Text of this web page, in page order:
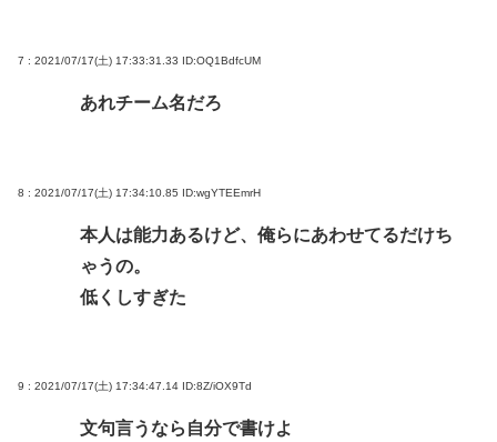
7 : 2021/07/17(土) 17:33:31.33 ID:OQ1BdfcUM
あれチーム名だろ
8 : 2021/07/17(土) 17:34:10.85 ID:wgYTEEmrH
本人は能力あるけど、俺らにあわせてるだけち
ゃうの。
低くしすぎた
9 : 2021/07/17(土) 17:34:47.14 ID:8Z/iOX9Td
文句言うなら自分で書けよ